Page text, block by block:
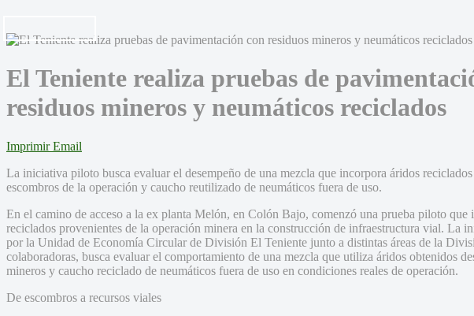
El Teniente realiza pruebas de
residuos mineros y neumáticos reciclados
Imprimir Email
La iniciativa piloto busca evaluar el desempeño de una mezcla que incorpora áridos
escombros de la operación y caucho reutilizado de neumáticos fuera de uso.
En el camino de acceso a la ex planta Melón, en Colón Bajo, comenzó una prueba piloto que
reciclados provenientes de la operación minera en la construcción de infraestructura vial. La
por la Unidad de Economía Circular de División El Teniente junto a distintas áreas de la
colaboradoras, busca evaluar el comportamiento de una mezcla que utiliza áridos obtenidos
mineros y caucho reciclado de neumáticos fuera de uso en condiciones reales de operación.
De escombros a recursos viales